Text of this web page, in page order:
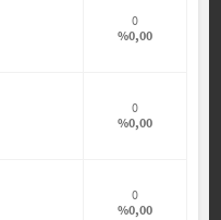
0
%0,00
0
%0,00
0
%0,00